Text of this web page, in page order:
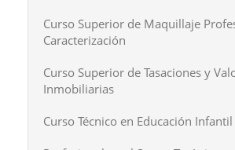
Curso Superior de Maquillaje
Caracterización
Curso Superior de Tasaciones y
Inmobiliarias
Curso Técnico en Educación Infantil